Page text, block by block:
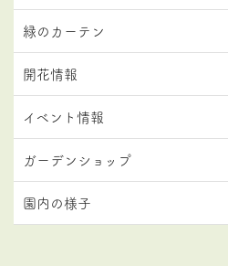
緑のカーテン
開花情報
イベント情報
ガーデンショップ
園内の様子